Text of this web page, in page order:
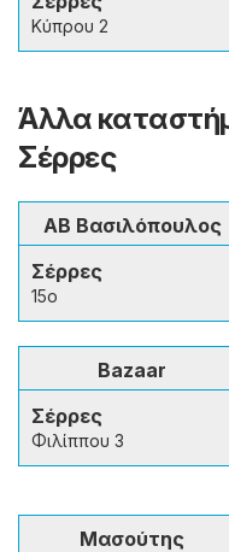
Κύπρου 2
Άλλα
Σέρρες
ΑΒ Βασιλόπουλος
Σέρρες
15o
Bazaar
Σέρρες
Φιλίππου 3
Μασούτης